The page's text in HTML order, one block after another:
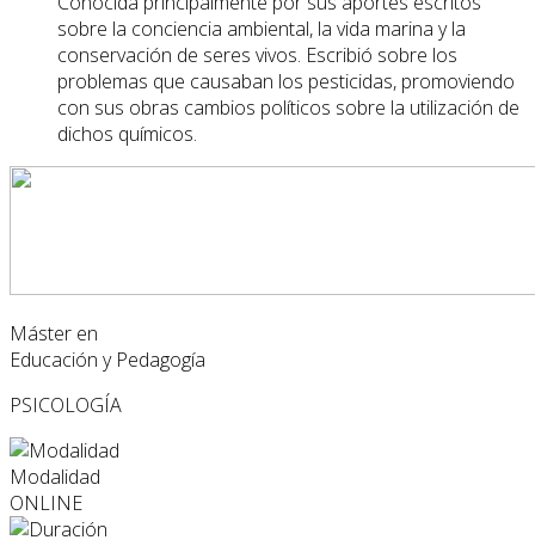
sobre la conciencia ambiental, la vida marina y la
conservación de seres vivos. Escribió sobre los
problemas que causaban los pesticidas, promoviendo
con sus obras cambios políticos sobre la utilización de
dichos químicos.
Máster en
Educación y Pedagogía
PSICOLOGÍA
Modalidad
ONLINE